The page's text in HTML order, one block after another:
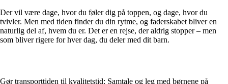
Der vil være dage, hvor du føler dig på toppen, og dage, hvor du
tvivler. Men med tiden finder du din rytme, og faderskabet bliver en
naturlig del af, hvem du er. Det er en rejse, der aldrig stopper – men
som bliver rigere for hver dag, du deler med dit barn.
Gør transporttiden til kvalitetstid: Samtale og leg med børnene på